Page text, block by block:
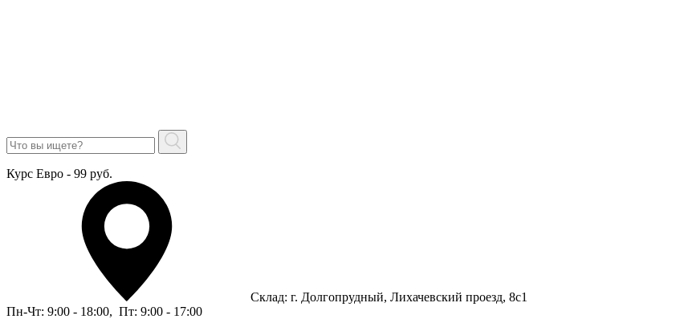
Курс Евро - 99 руб.
Склад: г. Долгопрудный, Лихачевский проезд, 8c1
Пн-Чт: 9:00 - 18:00, Пт: 9:00 - 17:00